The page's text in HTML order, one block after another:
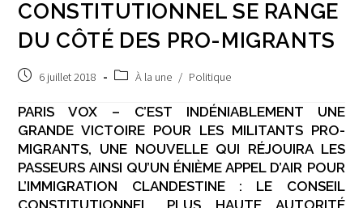
CONSTITUTIONNEL SE RANGE
DU CÔTÉ DES PRO-MIGRANTS
Publication
6 juillet 2018
PostÀ la une / Politique
PARIS VOX – C’EST INDÉNIABLEMENT UNE
GRANDE VICTOIRE POUR LES MILITANTS PRO-
MIGRANTS, UNE NOUVELLE QUI RÉJOUIRA LES
PASSEURS AINSI QU’UN ÉNIÈME APPEL D’AIR POUR
L’IMMIGRATION CLANDESTINE : LE CONSEIL
CONSTITUTIONNEL, PLUS HAUTE AUTORITÉ